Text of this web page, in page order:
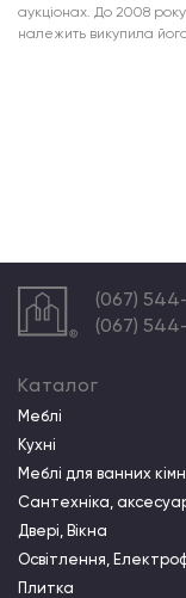
аукціонах. До 2008
належить викупила
(067)
(067)
Каталог
Меблі
Кухні
Меблі для ванних
Сантехніка,
Двері, Вікна
Освітлення,
Плитка